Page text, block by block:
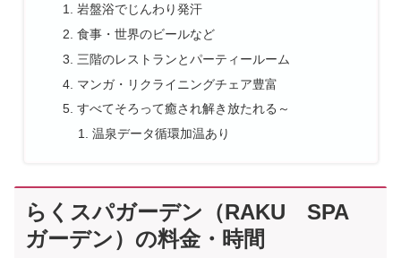
岩盤浴でじんわり発汗
食事・世界のビールなど
三階のレストランとパーティールーム
マンガ・リクライニングチェア豊富
すべてそろって癒され解き放たれる～
温泉データ循環加温あり
らくスパガーデン（RAKU SPA
ガーデン）の料金・時間